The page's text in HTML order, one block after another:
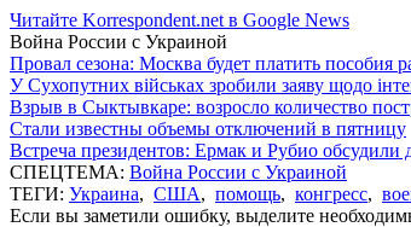
Читайте Korrespondent.net в Google News
Война России с Украиной
Провал сезона: Москва будет платить пособия
У Сухопутних військах зробили заяву щодо
Взрыв в Сыктывкаре: возросло количество
Стали известны объемы отключений в пятницу
Встреча президентов: Ермак и Рубио обсудили
СПЕЦТЕМА: Война России с Украиной
ТЕГИ: Украина, США, помощь, конгресс,
Если вы заметили ошибку, выделите